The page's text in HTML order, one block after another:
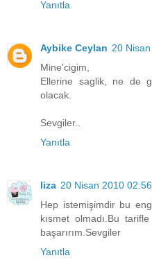
Yanıtla
Aybike Ceylan 20
Mine'cigim,
Ellerine saglik, ne de
olacak.
Sevgiler..
Yanıtla
liza 20 Nisan 2010 02:56
Hep istemişimdir bu
kısmet olmadı.Bu
başarırım.Sevgiler
Yanıtla